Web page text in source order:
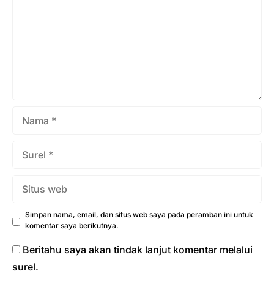
Simpan nama, email, dan situs web saya pada peramban ini untuk
komentar saya berikutnya.
Beritahu saya akan tindak lanjut komentar melalui
surel.